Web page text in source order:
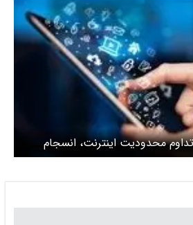
محدودیت اینترنت، انسجام
را فرسوده می‌کند